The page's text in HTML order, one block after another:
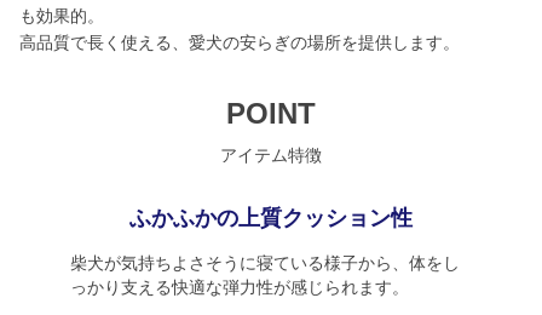
も効果的。
高品質で長く使える、愛犬の安らぎの場所を提供します。
POINT
アイテム特徴
ふかふかの上質クッション性
柴犬が気持ちよさそうに寝ている様子から、体をし
っかり支える快適な弾力性が感じられます。